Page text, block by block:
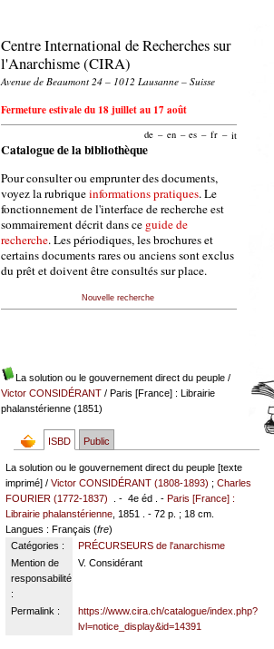
Centre International de Recherches sur
l'Anarchisme (CIRA)
Avenue de Beaumont 24 – 1012 Lausanne – Suisse
Fermeture estivale du 18 juillet au 17 août
de – en – es – fr – it
Catalogue de la bibliothèque
Pour consulter ou emprunter des documents,
voyez la rubriqueinformations pratiques. Le
fonctionnement de l'interface de recherche est
sommairement décrit dans ce guide de
recherche. Les périodiques, les brochures et
certains documents rares ou anciens sont exclus
du prêt et doivent être consultés sur place.
Nouvelle recherche
La solution ou le gouvernement direct du peuple/
Victor CONSIDÉRANT/ Paris [France] : Librairie
phalanstérienne (1851)
ISBD Public
La solution ou le gouvernement direct du peuple [texte
imprimé] /Victor CONSIDÉRANT (1808-1893) ;Charles
FOURIER (1772-1837)
. - 4e éd . -Paris [France] :
Librairie phalanstérienne , 1851 . - 72 p. ; 18 cm.
Langues : Français (fre)
Catégories :
PRÉCURSEURS de l'anarchisme
Mention de
responsabilité
:
V. Considérant
Permalink :
https://www.cira.ch/catalogue/index.php?
lvl=notice_display&id=14391